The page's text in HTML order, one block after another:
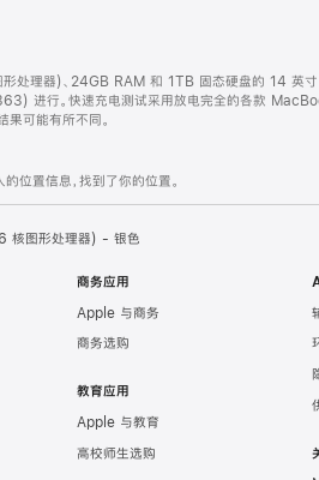
理器)、24GB RAM 和 1TB 固态硬盘的 14 英寸
行。快速充电测试采用放电完全的各款
可能有所不同。
位置信息，找到了你的位置。
核图形处理器) - 银色
商务应用
Apple 与商务
商务选购
教育应用
Apple 与教育
高校师生选购